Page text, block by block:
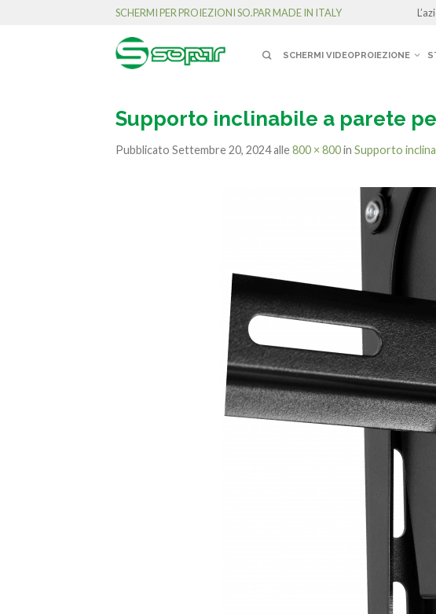
SCHERMI PER PROIEZIONI SO.PAR MADE IN ITALY
SCHERMI VIDEOPROIEZIONE
Supporto inclinabile a parete
Pubblicato Settembre 20, 2024alle800 × 800in Supporto